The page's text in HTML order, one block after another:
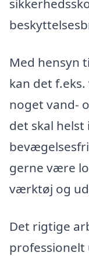
Med hensyn
kan det
noget vand-
det skal helst
gerne være
værktøj og
Det rigtige
professionelt